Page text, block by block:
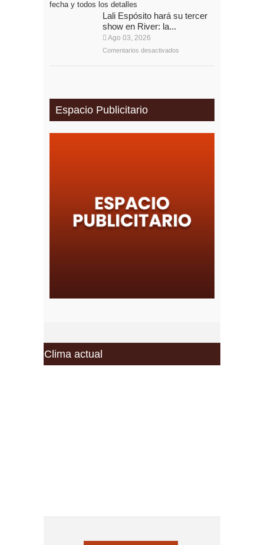
Lali Espósito hará su tercer
show en River: la...
Ago 03, 2026
Comentarios desactivados
Espacio Publicitario
Clima actual